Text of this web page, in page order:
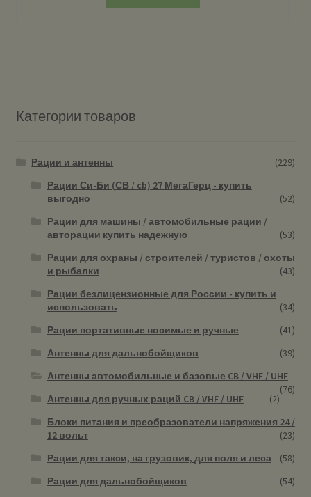
Категории товаров
Рации и антенны
(229)
Рации Си-Би (СВ / cb) 27 МегаГерц - купить
выгодно
(52)
Рации для машины / автомобильные рации /
авторации купить надежную
(53)
Рации для охраны / строителей / туристов / охоты
и рыбалки
(43)
Рации безлицензионные для России - купить и
использовать
(34)
Рации портативные носимые и ручные
(41)
Антенны для дальнобойщиков
(39)
Антенны автомобильные и базовые CB / VHF / UHF
(76)
Антенны для ручных раций CB / VHF / UHF
(2)
Блоки питания и преобразователи напряжения 24 /
12 вольт
(23)
Рации для такси, на грузовик, для поля и леса
(58)
Рации для дальнобойщиков
(54)